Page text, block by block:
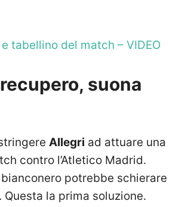
tabellino del match – VIDEO
suona
Allegri ad attuare una
contro l’Atletico Madrid.
potrebbe schierare
la prima soluzione.